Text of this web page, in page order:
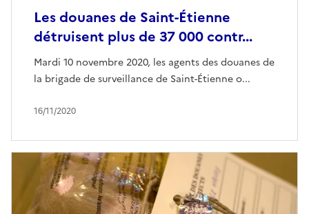
16/11/2020
Les douanes de Saint-Étienne
détruisent plus de 37 000 contr...
Mardi 10 novembre 2020, les agents des douanes de
la brigade de surveillance de Saint-Étienne o...